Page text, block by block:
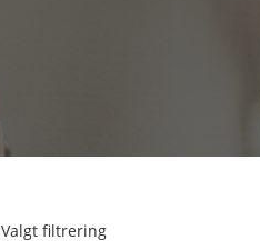
Valgt filtrering